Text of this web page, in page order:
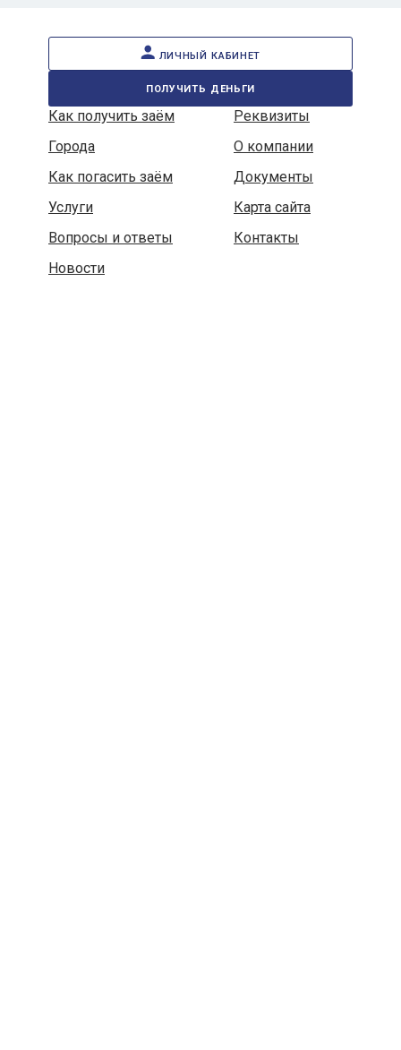
личный кабинет
получить деньги
Как получить заём
Реквизиты
Города
О компании
Как погасить заём
Документы
Услуги
Карта сайта
Вопросы и ответы
Контакты
Новости